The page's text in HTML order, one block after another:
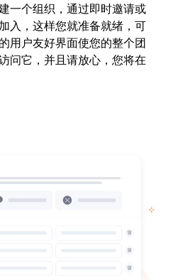
一个组织，通过即时邀请或
入，这样您就准备就绪，可
用户友好界面使您的整个团
问它，并且请放心，您将在